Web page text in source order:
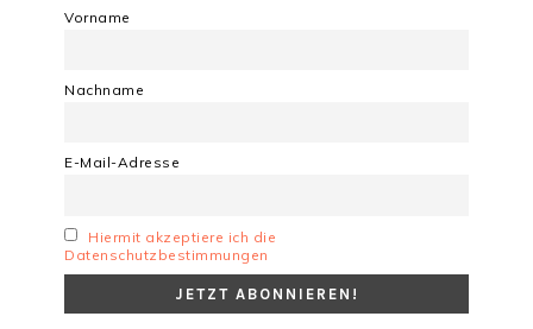
Vorname
Nachname
E-Mail-Adresse
Hiermit akzeptiere ich die
Datenschutzbestimmungen